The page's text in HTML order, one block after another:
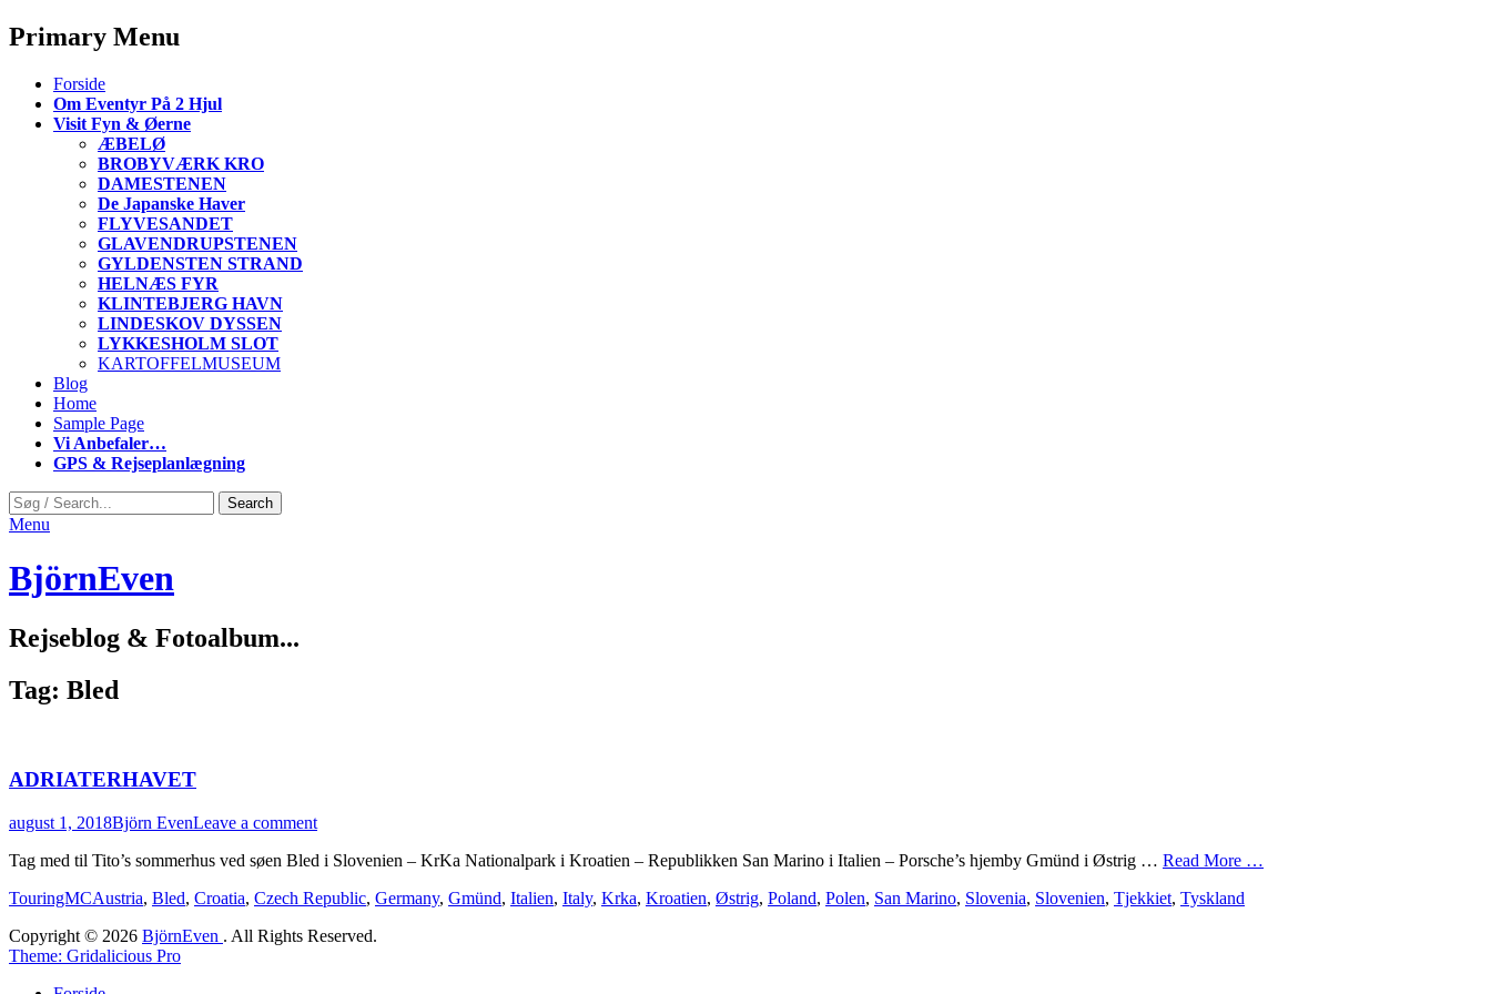
Primary Menu
Forside
Om Eventyr På 2 Hjul
Visit Fyn & Øerne
ÆBELØ
BROBYVÆRK KRO
DAMESTENEN
De Japanske Haver
FLYVESANDET
GLAVENDRUPSTENEN
GYLDENSTEN STRAND
HELNÆS FYR
KLINTEBJERG HAVN
LINDESKOV DYSSEN
LYKKESHOLM SLOT
KARTOFFELMUSEUM
Blog
Home
Sample Page
Vi Anbefaler…
GPS & Rejseplanlægning
Search
Search
for:
Menu
BjörnEven
Rejseblog & Fotoalbum...
Tag: Bled
ADRIATERHAVET
Posted
august 1, 2018Author
Björn EvenLeave a comment
Tag med til Tito’s sommerhus ved søen Bled i Slovenien – KrKa Nationalpark i Kroatien – Republikken San Marino i Italien – Porsche’s hjemby Gmünd i Østrig … Read More …
Categories
TouringMCTags
Austria, Bled, Croatia, Czech Republic, Germany, Gmünd, Italien, Italy, Krka, Kroatien, Østrig, Poland, Polen, San Marino, Slovenia, Slovenien, Tjekkiet, Tyskland
Copyright © 2026 BjörnEven . All Rights Reserved.
Theme: Gridalicious Pro